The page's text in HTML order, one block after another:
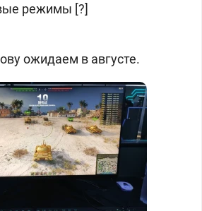
режимы [?]
ожидаем в августе.